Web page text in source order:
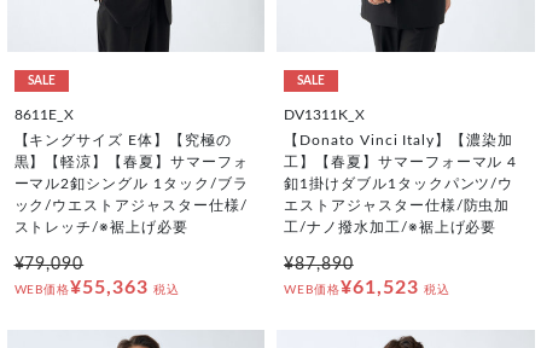
SALE
8611E_X
【キングサイズ E体】【究極の
黒】【軽涼】【春夏】サマーフォ
ーマル2釦シングル 1タック/ブラ
ック/ウエストアジャスター仕様/
ストレッチ/※裾上げ必要
¥79,090
WEB価格¥55,363 税込
SALE
DV1311K_X
【Donato Vinci Italy】【濃染加
工】【春夏】サマーフォーマル 4
釦1掛けダブル1タックパンツ/ウ
エストアジャスター仕様/防虫加
工/ナノ撥水加工/※裾上げ必要
¥87,890
WEB価格¥61,523 税込